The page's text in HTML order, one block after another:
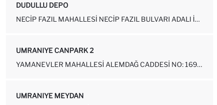
DUDULLU DEPO
NECIP FAZIL MAHALLESI NECIP FAZIL BULVARI ADALI İŞ MERKEZI NO:11-A ...
UMRANIYE CANPARK 2
YAMANEVLER MAHALLESI ALEMDAĞ CADDESI NO: 169-19 ÜMRANIYE-İSTANBUL
UMRANIYE MEYDAN